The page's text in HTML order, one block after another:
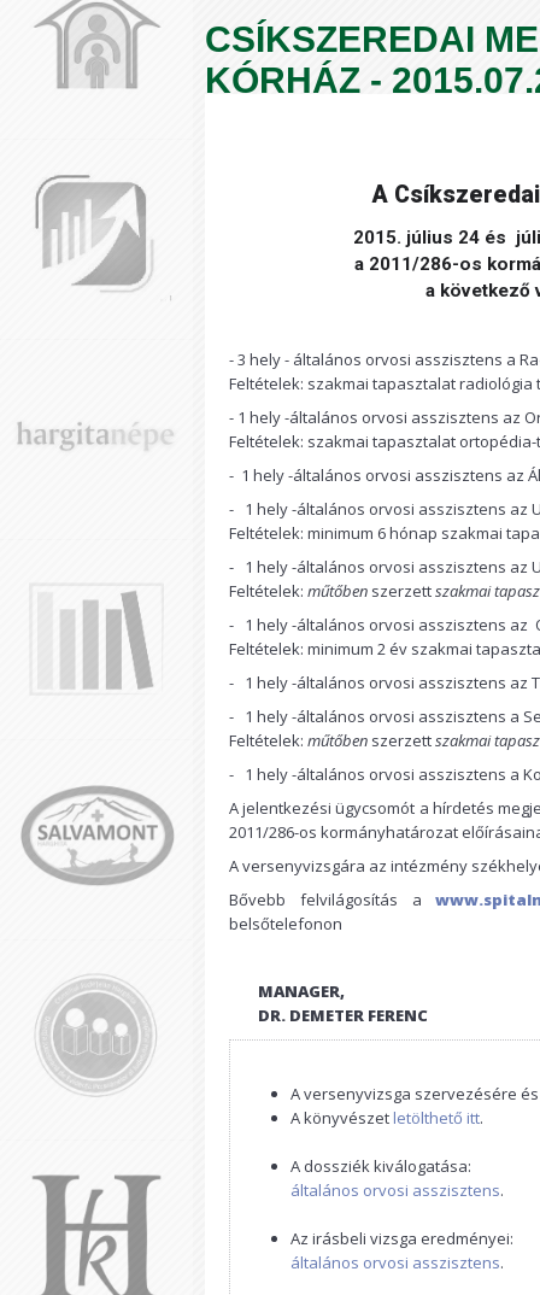
CSÍKSZEREDAI
KÓRHÁZ -
A
2015. július 24 és
a 2011/286-os
a következő
- 3 hely - általános orvosi asszisztens a
Feltételek: szakmai tapasztalat radiológia
- 1 hely -általános orvosi asszisztens az
Feltételek: szakmai tapasztalat
- 1 hely -általános orvosi asszisztens az
- 1 hely -általános orvosi asszisztens az
Feltételek: minimum 6 hónap szakmai
- 1 hely -általános orvosi asszisztens az
Feltételek: műtőben szerzettszakmai
- 1 hely -általános orvosi asszisztens az
Feltételek: minimum 2 év szakmai
- 1 hely -általános orvosi asszisztens az
- 1 hely -általános orvosi asszisztens a
Feltételek: műtőben szerzettszakmai
- 1 hely -általános orvosi asszisztens a
A jelentkezési ügycsomót a hírdetés
2011/286-os kormányhatározat
A versenyvizsgára az intézmény
Bővebb felvilágosítás a
belsőtelefonon
MANAGER,
DR. DEMETER FERENC
A versenyvizsga szervezésére
A könyvészet letölthető itt.
A dossziék kiválogatása:
általános orvosi asszisztens.
Az irásbeli vizsga eredményei:
általános orvosi asszisztens.